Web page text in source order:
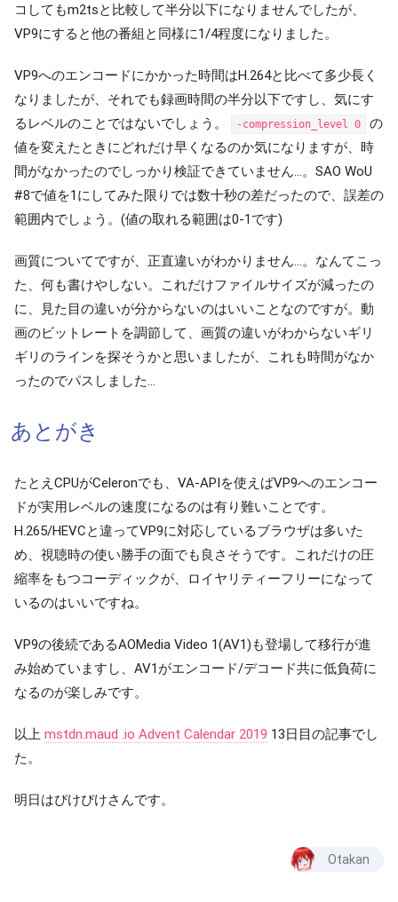
コしてもm2tsと比較して半分以下になりませんでしたが、
VP9にすると他の番組と同様に1/4程度になりました。
VP9へのエンコードにかかった時間はH.264と比べて多少長く
なりましたが、それでも録画時間の半分以下ですし、気にす
るレベルのことではないでしょう。
-compression_level 0
の
値を変えたときにどれだけ早くなるのか気になりますが、時
間がなかったのでしっかり検証できていません…。SAO WoU
#8で値を1にしてみた限りでは数十秒の差だったので、誤差の
範囲内でしょう。(値の取れる範囲は0-1です)
画質についてですが、正直違いがわかりません…。なんてこっ
た、何も書けやしない。これだけファイルサイズが減ったの
に、見た目の違いが分からないのはいいことなのですが。動
画のビットレートを調節して、画質の違いがわからないギリ
ギリのラインを探そうかと思いましたが、これも時間がなか
ったのでパスしました…
あとがき
たとえCPUがCeleronでも、VA-APIを使えばVP9へのエンコー
ドが実用レベルの速度になるのは有り難いことです。
H.265/HEVCと違ってVP9に対応しているブラウザは多いた
め、視聴時の使い勝手の面でも良さそうです。これだけの圧
縮率をもつコーディックが、ロイヤリティーフリーになって
いるのはいいですね。
VP9の後続であるAOMedia Video 1(AV1)も登場して移行が進
み始めていますし、AV1がエンコード/デコード共に低負荷に
なるのが楽しみです。
以上 mstdn.maud .io Advent Calendar 2019 13日目の記事でし
た。
明日はぴけぴけさんです。
Otakan